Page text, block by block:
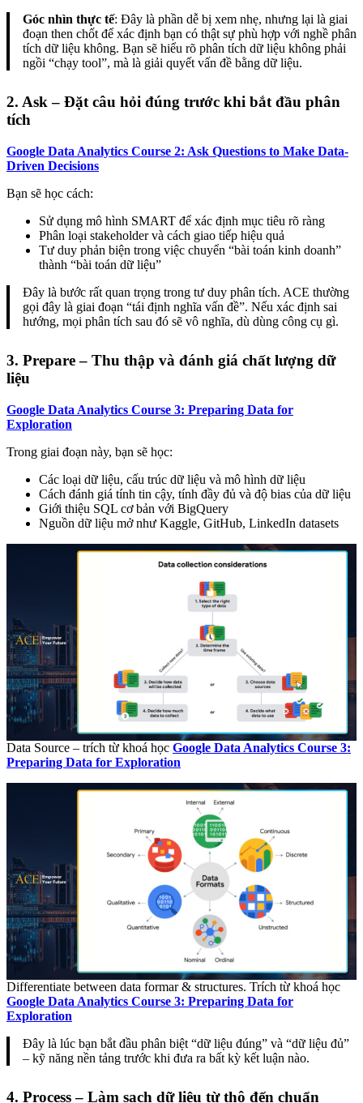
Góc nhìn thực tế: Đây là phần dễ bị xem nhẹ, nhưng lại là giai
đoạn then chốt để xác định bạn có thật sự phù hợp với nghề phân
tích dữ liệu không. Bạn sẽ hiểu rõ phân tích dữ liệu không phải
ngồi “chạy tool”, mà là giải quyết vấn đề bằng dữ liệu.
2. Ask – Đặt câu hỏi đúng trước khi bắt đầu phân
tích
Google Data Analytics Course 2: Ask Questions to Make Data-
Driven Decisions
Bạn sẽ học cách:
Sử dụng mô hình SMART để xác định mục tiêu rõ ràng
Phân loại stakeholder và cách giao tiếp hiệu quả
Tư duy phản biện trong việc chuyển “bài toán kinh doanh”
thành “bài toán dữ liệu”
Đây là bước rất quan trọng trong tư duy phân tích. ACE thường
gọi đây là giai đoạn “tái định nghĩa vấn đề”. Nếu xác định sai
hướng, mọi phân tích sau đó sẽ vô nghĩa, dù dùng công cụ gì.
3. Prepare – Thu thập và đánh giá chất lượng dữ
liệu
Google Data Analytics Course 3: Preparing Data for
Exploration
Trong giai đoạn này, bạn sẽ học:
Các loại dữ liệu, cấu trúc dữ liệu và mô hình dữ liệu
Cách đánh giá tính tin cậy, tính đầy đủ và độ bias của dữ liệu
Giới thiệu SQL cơ bản với BigQuery
Nguồn dữ liệu mở như Kaggle, GitHub, LinkedIn datasets
Data Source – trích từ khoá học Google Data Analytics Course 3:
Preparing Data for Exploration
Differentiate between data formar & structures. Trích từ khoá học
Google Data Analytics Course 3: Preparing Data for
Exploration
Đây là lúc bạn bắt đầu phân biệt “dữ liệu đúng” và “dữ liệu đủ”
– kỹ năng nền tảng trước khi đưa ra bất kỳ kết luận nào.
4. Process – Làm sạch dữ liệu từ thô đến chuẩn